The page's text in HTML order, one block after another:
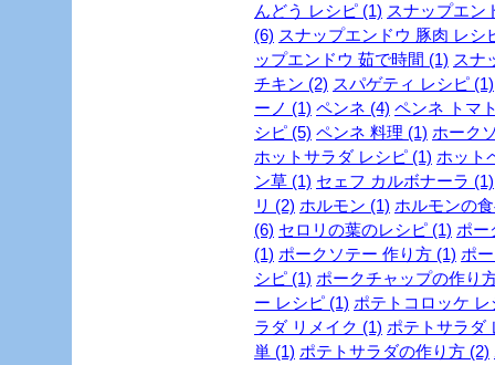
んどう レシピ (1) スナップエン
(6) スナップエンドウ 豚肉 レシ
ップエンドウ 茹で時間 (1) スナ
チキン (2) スパゲティ レシピ (1)
ーノ (1) ペンネ (4) ペンネ トマ
シピ (5) ペンネ 料理 (1) ホーク
ホットサラダ レシピ (1) ホット
ン草 (1) セェフ カルボナーラ (1)
リ (2) ホルモン (1) ホルモンの
(6) セロリの葉のレシピ (1) ポー
(1) ポークソテー 作り方 (1) ポ
シピ (1) ポークチャップの作り
ー レシピ (1) ポテトコロッケ レ
ラダ リメイク (1) ポテトサラダ
単 (1) ポテトサラダの作り方 (2)